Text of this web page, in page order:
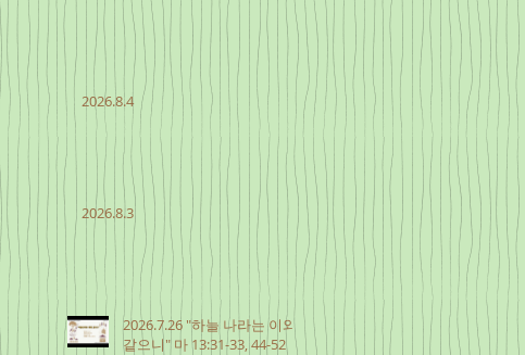
2026.8.4
2026.8.3
2026.7.26 "하늘 나라는 이와
같으니" 마 13:31-33, 44-52